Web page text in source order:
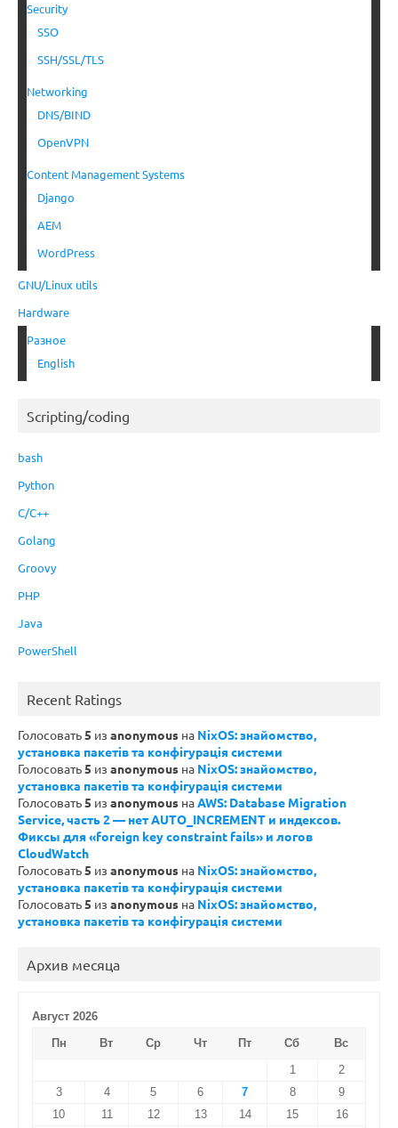
Security
SSO
SSH/SSL/TLS
Networking
DNS/BIND
OpenVPN
Content Management Systems
Django
AEM
WordPress
GNU/Linux utils
Hardware
Разное
English
Scripting/coding
bash
Python
C/C++
Golang
Groovy
PHP
Java
PowerShell
Recent Ratings
Голосовать5 из anonymous на NixOS: знайомство,
установка пакетів та конфігурація системи
Голосовать5 из anonymous на NixOS: знайомство,
установка пакетів та конфігурація системи
Голосовать5 из anonymous наAWS: Database Migration
Service, часть 2 — нет AUTO_INCREMENT и индексов.
Фиксы для «foreign key constraint fails» и логов
CloudWatch
Голосовать5 из anonymous на NixOS: знайомство,
установка пакетів та конфігурація системи
Голосовать5 из anonymous на NixOS: знайомство,
установка пакетів та конфігурація системи
Архив месяца
Август 2026
Пн
Вт Ср Чт Пт Сб
Вс
1
2
3
4 5 6 7 8
9
10
11 12 13 14 15 16